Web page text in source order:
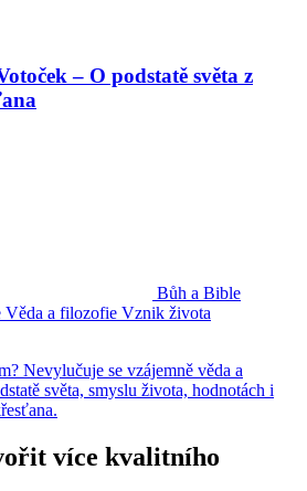
– O podstatě světa z
Bůh a Bible
Věda a filozofie Vznik života
Nevylučuje se vzájemně věda a
světa, smyslu života, hodnotách i
více kvalitního